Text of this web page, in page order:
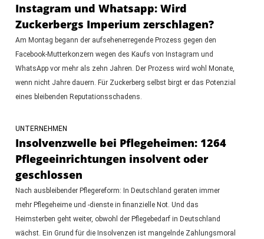
Instagram und Whatsapp: Wird
Zuckerbergs Imperium zerschlagen?
Am Montag begann der aufsehenerregende Prozess gegen den
Facebook-Mutterkonzern wegen des Kaufs von Instagram und
WhatsApp vor mehr als zehn Jahren. Der Prozess wird wohl Monate,
wenn nicht Jahre dauern. Für Zuckerberg selbst birgt er das Potenzial
eines bleibenden Reputationsschadens.
UNTERNEHMEN
Insolvenzwelle bei Pflegeheimen: 1264
Pflegeeinrichtungen insolvent oder
geschlossen
Nach ausbleibender Pflegereform: In Deutschland geraten immer
mehr Pflegeheime und -dienste in finanzielle Not. Und das
Heimsterben geht weiter, obwohl der Pflegebedarf in Deutschland
wächst. Ein Grund für die Insolvenzen ist mangelnde Zahlungsmoral